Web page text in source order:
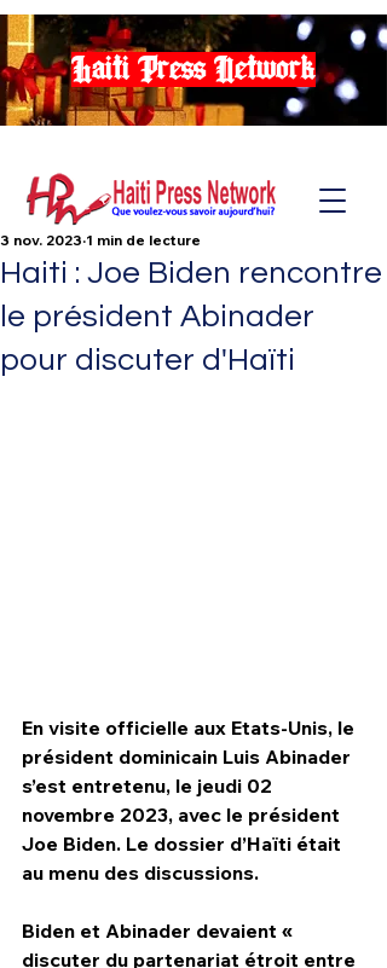
Haiti Press Network
HPN Live
Haiti : Joe Biden rencontre
le président Abinader
pour discuter d'Haïti
3 nov. 2023 1 min de lecture
En visite officielle aux Etats-Unis, le
président dominicain Luis Abinader
s’est entretenu, le jeudi 02
novembre 2023, avec le président
Joe Biden. Le dossier d’Haïti était
au menu des discussions.
Biden et Abinader devaient «
discuter du partenariat étroit entre